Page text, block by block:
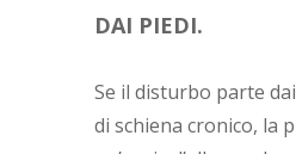
DAI PIEDI.
Se il disturbo parte
di schiena cronico, la